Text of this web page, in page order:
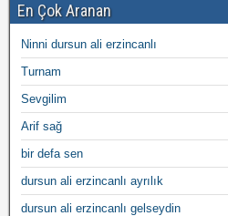
En Çok Aranan
Ninni dursun ali erzincanlı
Turnam
Sevgilim
Arif sağ
bir defa sen
dursun ali erzincanlı ayrılık
dursun ali erzincanlı gelseydin